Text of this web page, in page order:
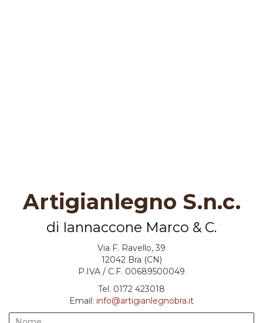
Artigianlegno S.n.c.
di Iannaccone Marco & C.
Via F. Ravello, 39
12042 Bra (CN)
P.IVA / C.F. 00689500049
Tel. 0172 423018
Email: info@artigianlegnobra.it